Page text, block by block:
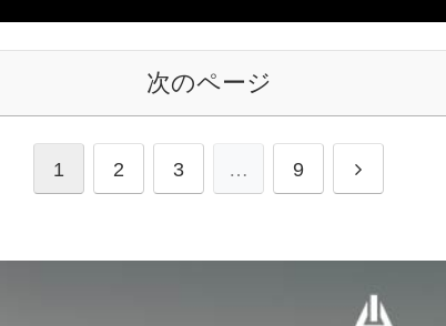
次のページ
1 2 3 … 9